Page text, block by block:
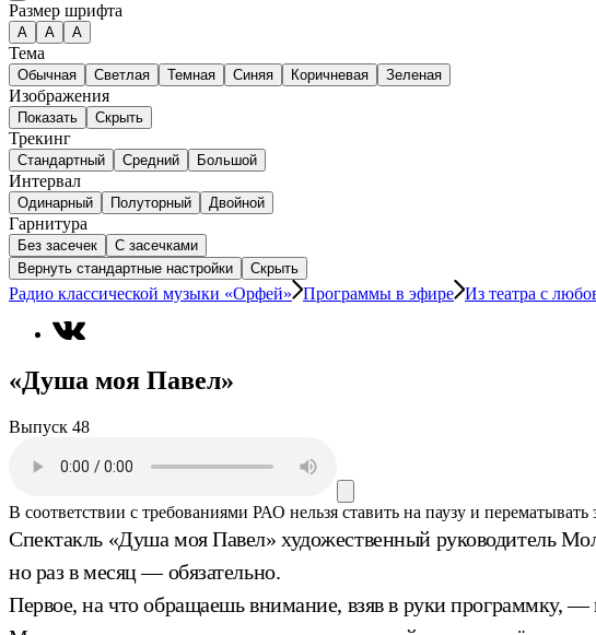
Размер шрифта
А A A
Тема
Обычная Светлая Темная Синяя Коричневая Зеленая
Изображения
Показать Скрыть
Трекинг
Стандартный Средний Большой
Интервал
Одинарный Полуторный Двойной
Гарнитура
Без засечек
С засечками
Вернуть стандартные настройки
Скрыть
Радио классической музыки «Орфей» Программы в эфире Из театра с
«Душа моя Павел»
Выпуск 48
В соответствии с требованиями РАО нельзя ставить на паузу и
Спектакль «Душа моя Павел» художественный руководитель
но раз в месяц — обязательно.
Первое, на что обращаешь внимание, взяв в руки программку,